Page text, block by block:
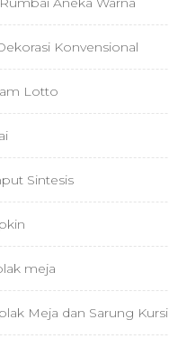
Konvensional
Lotto
Sintesis
meja
Meja dan Sarung Kursi